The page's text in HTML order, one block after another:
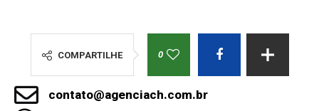
COMPARTILHE 0
contato@agenciach.com.br